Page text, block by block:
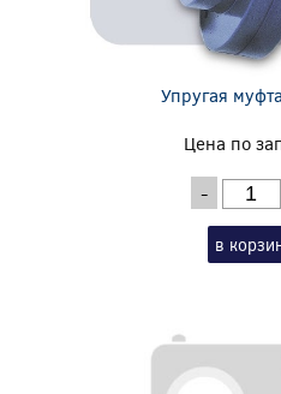
Упругая
Цена по
-
в